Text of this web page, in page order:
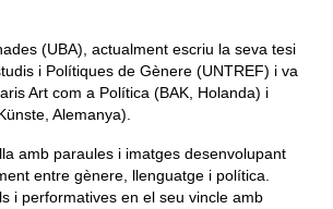
(UBA), actualment escriu la seva tesi
i Polítiques de Gènere (UNTREF) i va
Art com a Política (BAK, Holanda) i
Alemanya).
amb paraules i imatges desenvolupant
entre gènere, llenguatge i política.
i performatives en el seu vincle amb